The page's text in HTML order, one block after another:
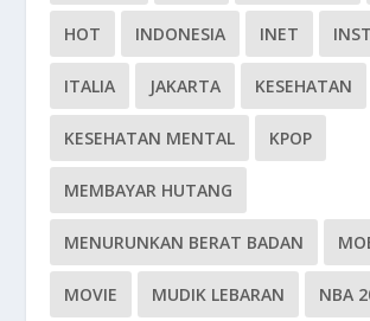
HOT INDONESIA INET
ITALIA JAKARTA KESEHATAN
KESEHATAN MENTAL KPOP
MEMBAYAR HUTANG
MENURUNKAN BERAT BADAN
MOVIE MUDIK LEBARAN NBA